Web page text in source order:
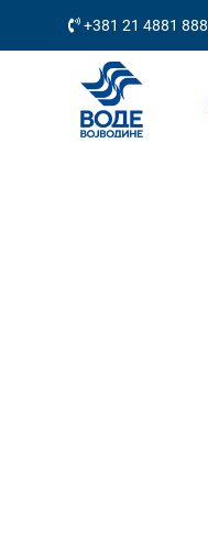
+381 21 4881 888